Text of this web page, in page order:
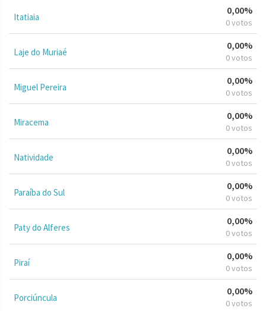
Itatiaia
0,00%
0 votos
Laje do Muriaé
0,00%
0 votos
Miguel Pereira
0,00%
0 votos
Miracema
0,00%
0 votos
Natividade
0,00%
0 votos
Paraíba do Sul
0,00%
0 votos
Paty do Alferes
0,00%
0 votos
Piraí
0,00%
0 votos
Porciúncula
0,00%
0 votos